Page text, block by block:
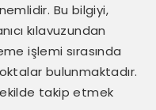
Bu bilgiyi,
kılavuzundan
işlemi sırasında
bulunmaktadır.
takip etmek